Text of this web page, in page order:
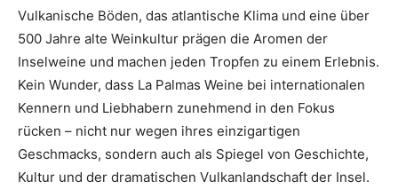
Vulkanische Böden, das atlantische Klima und eine über
500 Jahre alte Weinkultur prägen die Aromen der
Inselweine und machen jeden Tropfen zu einem Erlebnis.
Kein Wunder, dass La Palmas Weine bei internationalen
Kennern und Liebhabern zunehmend in den Fokus
rücken – nicht nur wegen ihres einzigartigen
Geschmacks, sondern auch als Spiegel von Geschichte,
Kultur und der dramatischen Vulkanlandschaft der Insel.